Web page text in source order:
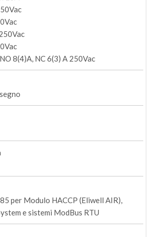
8(4)A, NC 6(3) A 250Vac
per Modulo HACCP (Eliwell AIR),
e sistemi ModBus RTU